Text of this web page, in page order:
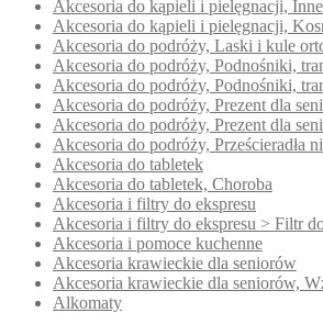
Akcesoria do kąpieli i pielęgnacji,
Akcesoria do kąpieli i pielęgnacji,
Akcesoria do podróży, Laski i kule
Akcesoria do podróży, Podnośniki,
Akcesoria do podróży, Podnośniki,
Akcesoria do podróży, Prezent dla
Akcesoria do podróży, Prezent dla
Akcesoria do podróży, Prześcieradła
Akcesoria do tabletek
Akcesoria do tabletek, Choroba
Akcesoria i filtry do ekspresu
Akcesoria i filtry do ekspresu > Filtr
Akcesoria i pomoce kuchenne
Akcesoria krawieckie dla seniorów
Akcesoria krawieckie dla seniorów,
Alkomaty